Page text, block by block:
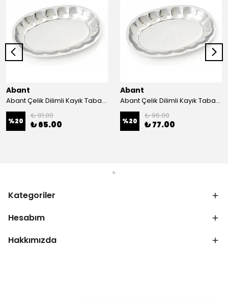
Abant
Abant Çelik Dilimli Kayık Tabak No:1 ; 14x21 cm.
%20
₺ 81.00
₺ 65.00
Abant
Abant Çelik Dilimli Kayık Tabak No:2 ; 16,5x24,5 cm.
%20
₺ 96.00
₺ 77.00
Kategoriler
Hesabım
Hakkımızda